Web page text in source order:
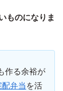
ものになりま
作る余裕が
配弁当 を活